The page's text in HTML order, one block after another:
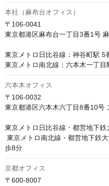
本社（麻布台オフィス）
〒106-0041
東京都港区麻布台一丁目3番1号
東京メトロ日比谷線：神谷町駅 5
東京メトロ南北線：六本木一丁
六本木オフィス
〒106-0032
東京都港区六本木六丁目8番10号
東京メトロ日比谷線・都営地下
歩8分
京都オフィス
〒600-8007